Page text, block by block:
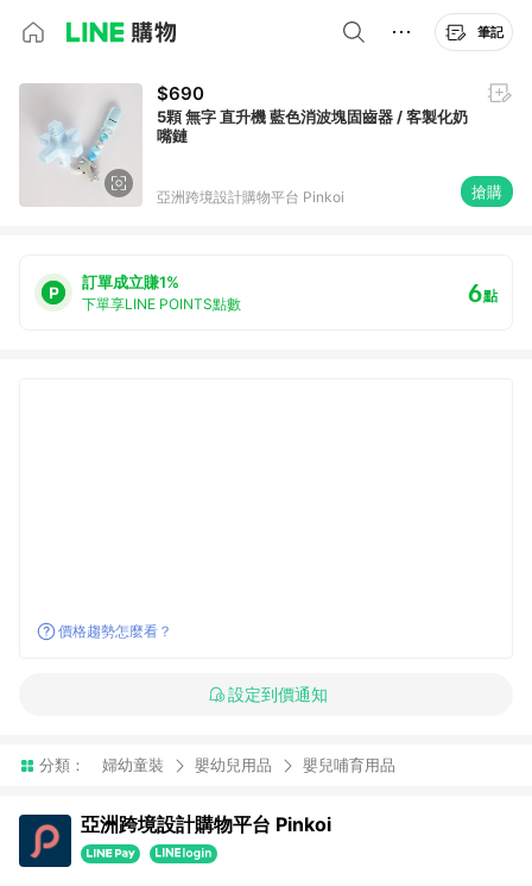
筆記
$690
5顆 無字 直升機 藍色消波塊固齒器 / 客製化奶
嘴鏈
亞洲跨境設計購物平台 Pinkoi 搶購
訂單成立賺1%
下單享LINE POINTS點數 6點
價格趨勢怎麼看？
設定到價通知
分類： 婦幼童裝 嬰幼兒用品 嬰兒哺育用品
亞洲跨境設計購物平台 Pinkoi